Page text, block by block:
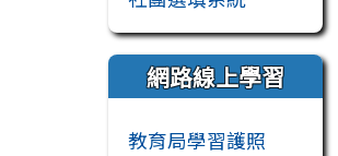
網路線上學習
教育局學習護照